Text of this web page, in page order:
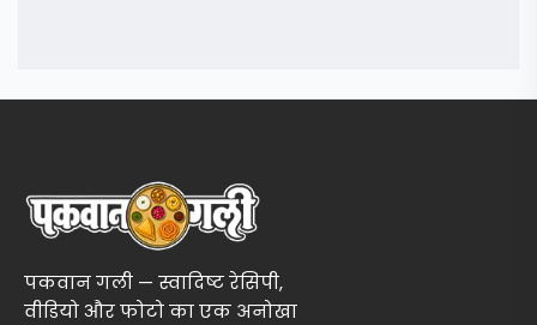
पकवान गली — स्वादिष्ट रेसिपी,
वीडियो और फोटो का एक अनोखा